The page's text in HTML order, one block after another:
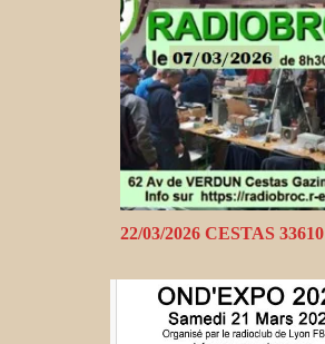
22/03/2026 CESTAS 33610